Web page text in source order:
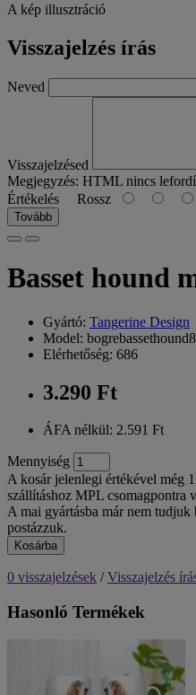
A kép illusztráció
Visszajelzés írás
Neved
Visszajelzésed
Megjegyzés: HTML nincs
Értékelés Rossz
Tovább
Basset hound
Gyártó: Tangerine Design
Model: bogrebassethound8
Elérhetőség: 686
3.290 Ft
ÁFA nélkül: 2.591 Ft
Mennyiség
A kosár jelenlegi értékével még
szállításhoz MPL csomagpontra
A mai gyártásba már nem tudjuk
postázzuk.
Kosárba
0 visszajelzések /Visszajelzés
Hasonló Termékek